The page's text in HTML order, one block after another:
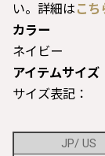
い。詳細は こち
カラー
ネイビー
アイテムサイズ
サイズ表記：
JP/ US